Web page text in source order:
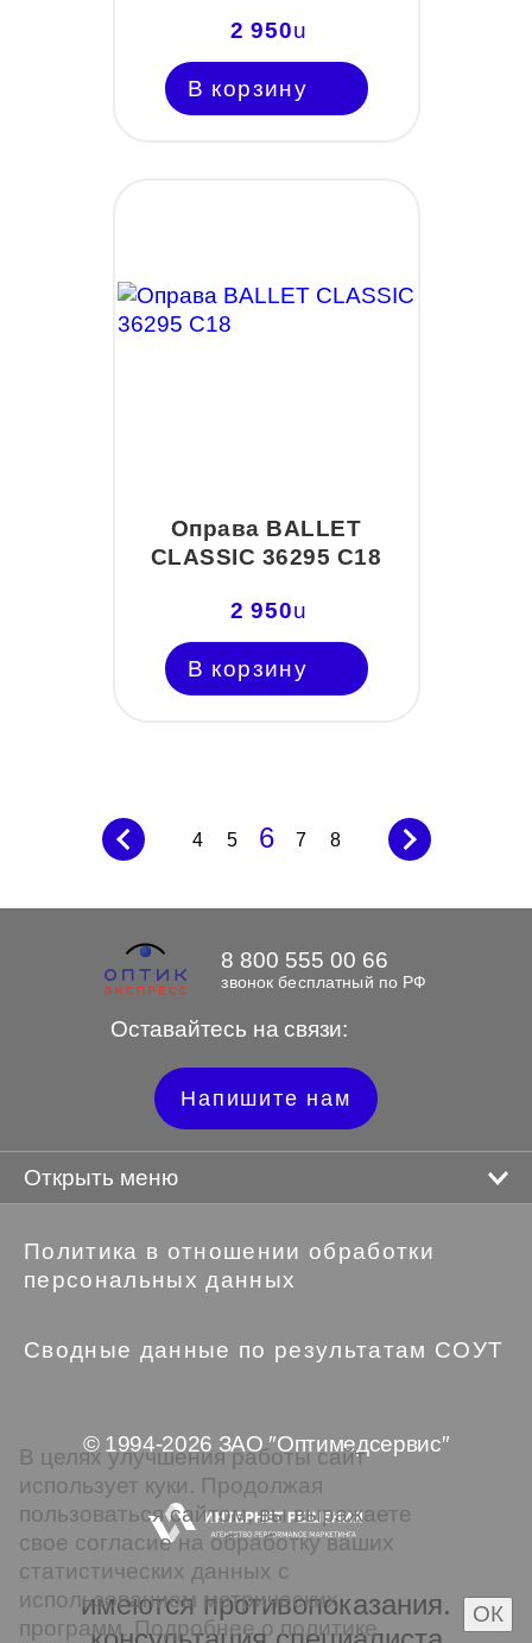
2 950u
В корзину
Оправа BALLET
CLASSIC 36295 С18
2 950u
В корзину
4 5 6 7 8
Оставайтесь на связи:
8 800 555 00 66
звонок бесплатный по РФ
Напишите нам
Открыть меню
Политика в отношении обработки
персональных данных
Сводные данные по результатам СОУТ
© 1994-2026 ЗАО ″Оптимедсервис″
имеются противопоказания.
В целях улучшения работы сайт
использует куки. Продолжая
пользоваться сайтом, вы выражаете
свое согласие на обработку ваших
статистических данных с
использованием метрических
программ. Подробнее о политике
ОК